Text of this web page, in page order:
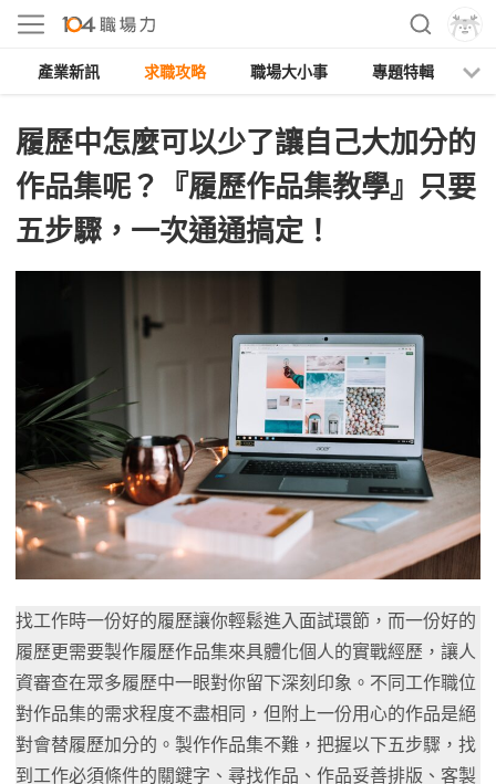
產業新訊 求職攻略 職場大小事 專題特輯
履歷中怎麼可以少了讓自己大加分的
作品集呢？『履歷作品集教學』只要
五步驟，一次通通搞定！
找工作時一份好的履歷讓你輕鬆進入面試環節，而一份好的
履歷更需要製作履歷作品集來具體化個人的實戰經歷，讓人
資審查在眾多履歷中一眼對你留下深刻印象。不同工作職位
對作品集的需求程度不盡相同，但附上一份用心的作品是絕
對會替履歷加分的。製作作品集不難，把握以下五步驟，找
到工作必須條件的關鍵字、尋找作品、作品妥善排版、客製